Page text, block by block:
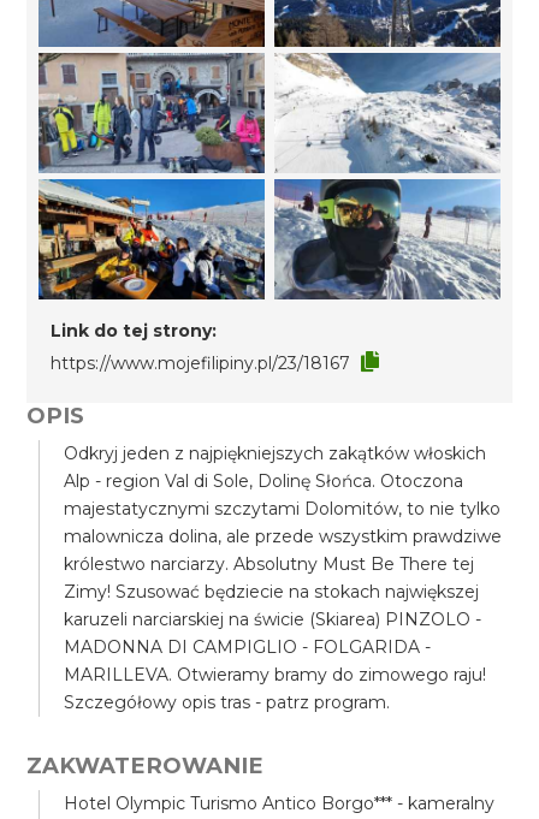
Link do tej strony:
https://www.mojefilipiny.pl/23/18167
OPIS
Odkryj jeden z najpiękniejszych zakątków włoskich
Alp - region Val di Sole, Dolinę Słońca. Otoczona
majestatycznymi szczytami Dolomitów, to nie tylko
malownicza dolina, ale przede wszystkim prawdziwe
królestwo narciarzy. Absolutny Must Be There tej
Zimy! Szusować będziecie na stokach największej
karuzeli narciarskiej na świcie (Skiarea) PINZOLO -
MADONNA DI CAMPIGLIO - FOLGARIDA -
MARILLEVA. Otwieramy bramy do zimowego raju!
Szczegółowy opis tras - patrz program.
ZAKWATEROWANIE
Hotel Olympic Turismo Antico Borgo*** - kameralny